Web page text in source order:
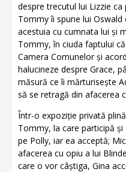
despre trecutul lui Lizzie
Tommy îi spune lui
acestuia cu cumnata lui și
Tommy, în ciuda faptului
Camera Comunelor și
halucineze despre Grace,
măsură ce îi mărturisește
să se retragă din afacerea
Într-o expoziție privată
Tommy, la care participă
pe Polly, iar ea acceptă;
afacerea cu opiu a lui
care o vor câștiga, Gina